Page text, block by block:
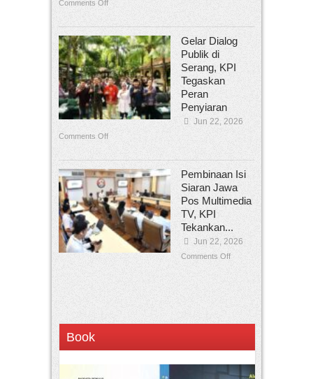
Comments Off
Gelar Dialog
Publik di
Serang, KPI
Tegaskan
Peran
Penyiaran
Jun 22, 2026
Comments Off
Pembinaan Isi
Siaran Jawa
Pos Multimedia
TV, KPI
Tekankan...
Jun 22, 2026
Comments Off
Book